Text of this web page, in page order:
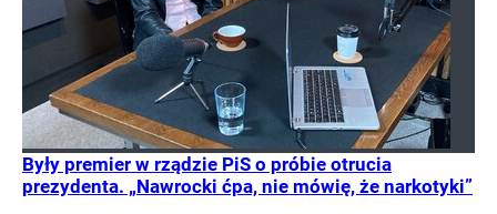
Były premier w rządzie PiS o próbie otrucia
prezydenta. „Nawrocki ćpa, nie mówię, że narkotyki”